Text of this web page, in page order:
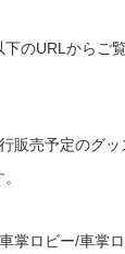
のURLからご覧
販売予定のグ
掌ロビー/車掌